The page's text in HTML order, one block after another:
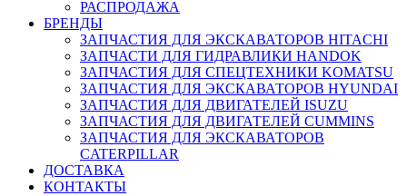
РАСПРОДАЖА
БРЕНДЫ
ЗАПЧАСТИЯ ДЛЯ ЭКСКАВАТОРОВ HITACHI
ЗАПЧАСТИ ДЛЯ ГИДРАВЛИКИ HANDOK
ЗАПЧАСТИЯ ДЛЯ СПЕЦТЕХНИКИ KOMATSU
ЗАПЧАСТИЯ ДЛЯ ЭКСКАВАТОРОВ HYUNDAI
ЗАПЧАСТИЯ ДЛЯ ДВИГАТЕЛЕЙ ISUZU
ЗАПЧАСТИЯ ДЛЯ ДВИГАТЕЛЕЙ CUMMINS
ЗАПЧАСТИЯ ДЛЯ ЭКСКАВАТОРОВ
CATERPILLAR
ДОСТАВКА
КОНТАКТЫ